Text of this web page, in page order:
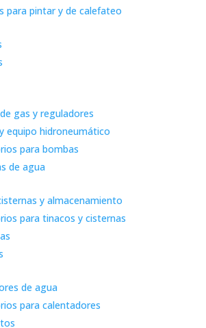
para pintar y de calefateo
gas y reguladores
equipo hidroneumático
para bombas
de agua
y almacenamiento
para tinacos y cisternas
de agua
para calentadores